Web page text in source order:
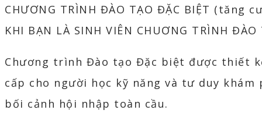
CHƯƠNG TRÌNH ĐÀO TẠO ĐẶC BIỆT
KHI BẠN LÀ SINH VIÊN CHUƠNG TRÌNH
Chương trình Đào tạo Đặc biệt được thiết
cấp cho người học kỹ năng và tư duy
bối cảnh hội nhập toàn cầu.